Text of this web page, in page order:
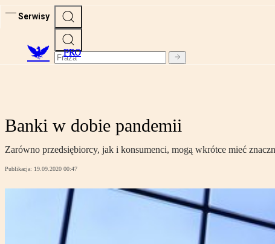
Serwisy
PRO
Banki w dobie pandemii
Zarówno przedsiębiorcy, jak i konsumenci, mogą wkrótce mieć
Publikacja: 19.09.2020 00:47